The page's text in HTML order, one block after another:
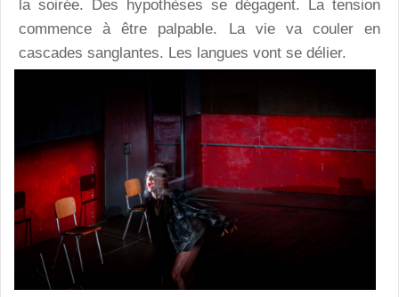
la soirée. Des hypothèses se dégagent. La tension
commence à être palpable. La vie va couler en
cascades sanglantes. Les langues vont se délier.